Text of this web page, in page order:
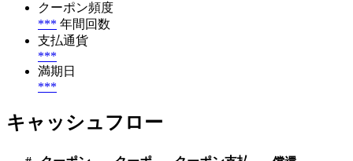
クーポン頻度
*** 年間回数
支払通貨
***
満期日
***
キャッシュフロー